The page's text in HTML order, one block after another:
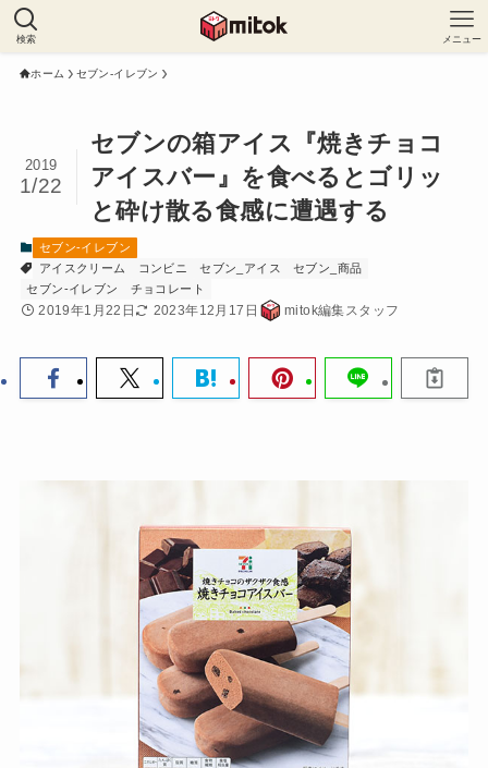
検索 メニュー
ホーム セブン-イレブン
セブンの箱アイス『焼きチョコ
アイスバー』を食べるとゴリッ
と砕け散る食感に遭遇する
2019
1/22
セブン-イレブン
アイスクリーム
コンビニ セブン_アイス
セブン_商品
セブン-イレブン
チョコレート
2019年1月22日 2023年12月17日 mitok編集スタッフ